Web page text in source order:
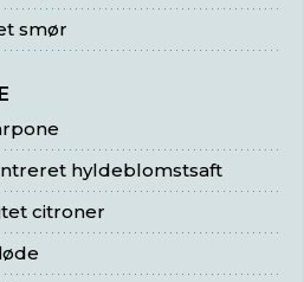
smør
hyldeblomstsaft
citroner